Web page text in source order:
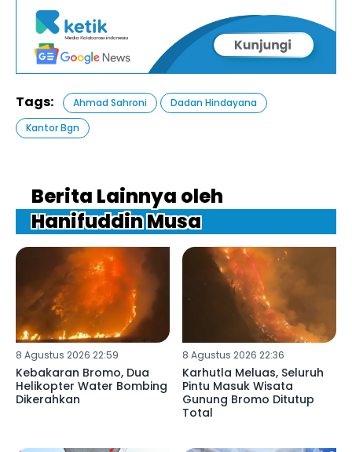
Tags: Ahmad Sahroni
Dadan Hindayana
Kantor Bgn
Berita Lainnya oleh
Hanifuddin Musa
8 Agustus 2026 22:59
Kebakaran Bromo, Dua
Helikopter Water Bombing
Dikerahkan
8 Agustus 2026 22:36
Karhutla Meluas, Seluruh
Pintu Masuk Wisata
Gunung Bromo Ditutup
Total